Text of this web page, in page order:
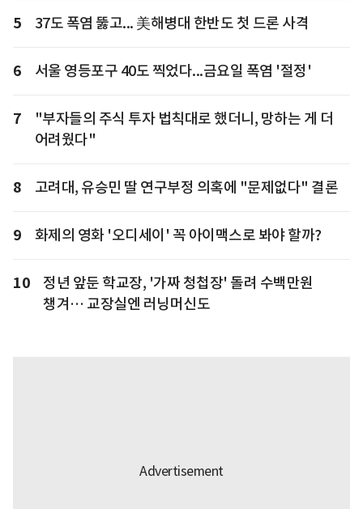
5 37도 폭염 뚫고... 美해병대 한반도 첫 드론 사격
6 서울 영등포구 40도 찍었다...금요일 폭염 '절정'
7
"부자들의 주식 투자 법칙대로 했더니, 망하는 게 더
어려웠다"
8 고려대, 유승민 딸 연구부정 의혹에 "문제없다" 결론
9 화제의 영화 '오디세이' 꼭 아이맥스로 봐야 할까?
10
정년 앞둔 학교장, '가짜 청첩장' 돌려 수백만원
챙겨… 교장실엔 러닝머신도